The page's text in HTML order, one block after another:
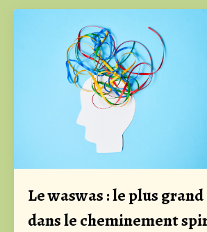
Le waswas : le plus
dans le cheminement